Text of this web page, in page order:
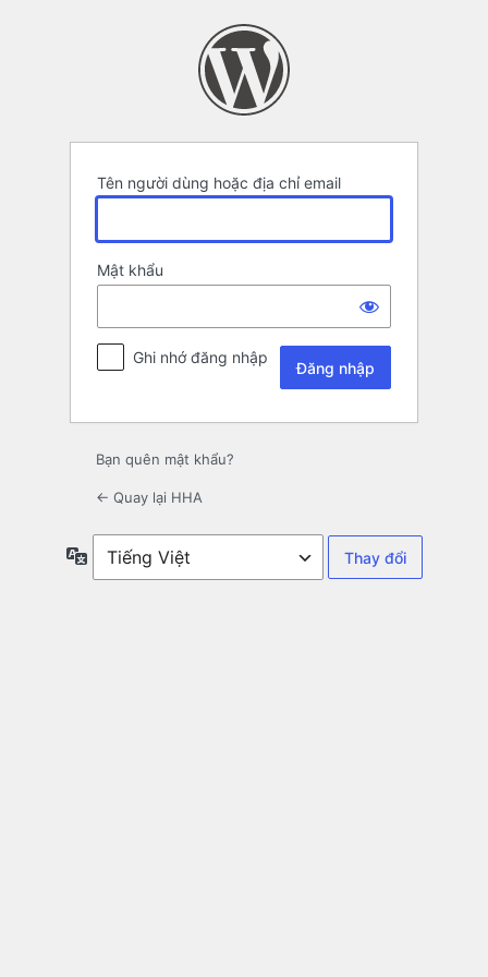
Tên người dùng hoặc địa chỉ email
Mật khẩu
Ghi nhớ đăng nhập
Bạn quên mật khẩu?
← Quay lại HHA
Ngôn
ngữ